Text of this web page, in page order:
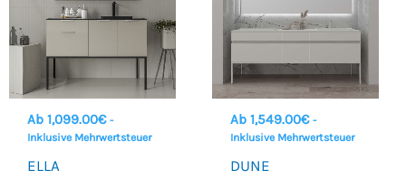
Ab 1,099.00€ -
Inklusive Mehrwertsteuer
ELLA
Ab 1,549.00€ -
Inklusive Mehrwertsteuer
DUNE